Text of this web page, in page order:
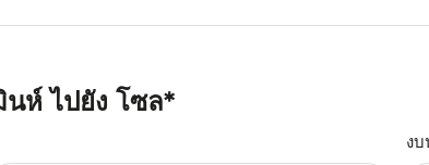
นห์ ไปยัง โซล*
ง